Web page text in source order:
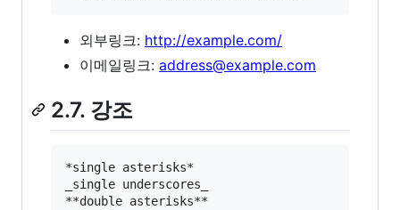
외부링크: http://example.com/
이메일링크: address@example.com
2.7. 강조
*single asterisks*
_single underscores_
**double asterisks**